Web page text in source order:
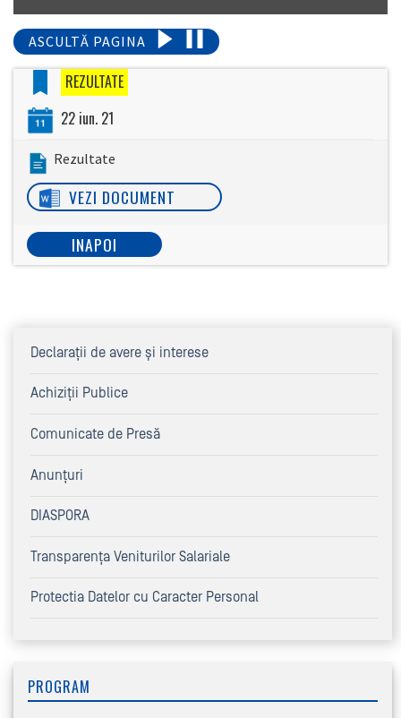
ASCULTĂ PAGINA
REZULTATE
22 iun. 21
Rezultate
VEZI DOCUMENT
INAPOI
Declaraţii de avere şi interese
Achiziţii Publice
Comunicate de Presă
Anunțuri
DIASPORA
Transparența Veniturilor Salariale
Protectia Datelor cu Caracter Personal
PROGRAM